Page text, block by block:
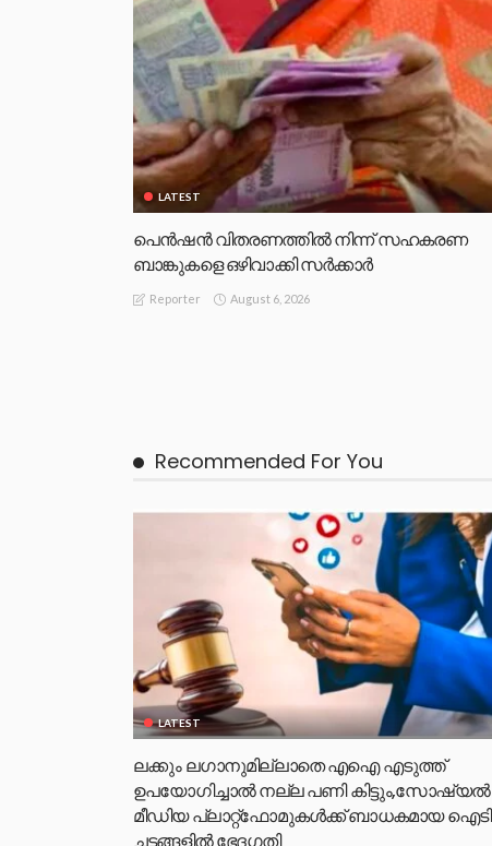
LATEST
പെൻഷൻ വിതരണത്തിൽ നിന്ന് സഹകരണ
ബാങ്കുകളെ ഒഴിവാക്കി സർക്കാർ
Reporter August 6, 2026
Recommended For You
LATEST
ലക്കും ലഗാനുമില്ലാതെ എഐ എടുത്ത്
ഉപയോഗിച്ചാല്‍ നല്ല പണി കിട്ടും,സോഷ്യല്‍
മീഡിയ പ്ലാറ്റ്‌ഫോമുകള്‍ക്ക് ബാധകമായ ഐടി
ചട്ടങ്ങളില്‍ ഭേദഗതി